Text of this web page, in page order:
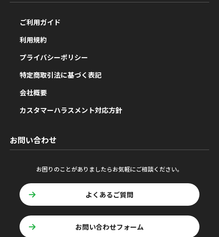
ご利用ガイド
利用規約
プライバシーポリシー
特定商取引法に基づく表記
会社概要
カスタマーハラスメント対応方針
お問い合わせ
お困りのことがありましたらお気軽にご相談ください。
よくあるご質問
お問い合わせフォーム